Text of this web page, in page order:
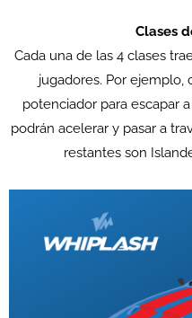
Clases
Cada una de las 4 clases
jugadores. Por ejemplo,
potenciador para escapar
podrán acelerar y pasar a
restantes son